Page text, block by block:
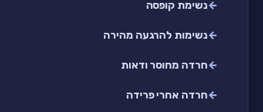
נשימת קופסה
נשימות להרגעה מהירה
חרדה מחוסר ודאות
חרדה אחרי פרידה